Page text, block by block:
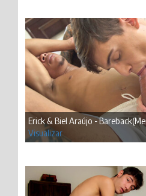
Erick & Biel Araújo -
Visualizar